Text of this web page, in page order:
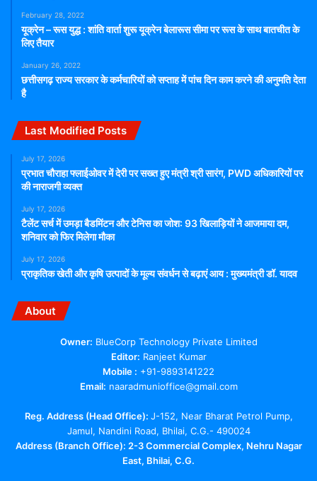
February 28, 2022
यूक्रेन – रूस युद्ध : शांति वार्ता शुरू यूक्रेन बेलारूस सीमा पर रूस के साथ बातचीत के
लिए तैयार
January 26, 2022
छत्तीसगढ़ राज्य सरकार के कर्मचारियों को सप्ताह में पांच दिन काम करने की अनुमति देता
है
Last Modified Posts
July 17, 2026
प्रभात चौराहा फ्लाईओवर में देरी पर सख्त हुए मंत्री श्री सारंग, PWD अधिकारियों पर
की नाराजगी व्यक्त
July 17, 2026
टैलेंट सर्च में उमड़ा बैडमिंटन और टेनिस का जोश: 93 खिलाड़ियों ने आजमाया दम,
शनिवार को फिर मिलेगा मौका
July 17, 2026
प्राकृतिक खेती और कृषि उत्पादों के मूल्य संवर्धन से बढ़ाएं आय : मुख्यमंत्री डॉ. यादव
About
Owner: BlueCorp Technology Private Limited
Editor: Ranjeet Kumar
Mobile : +91-9893141222
Email: naaradmunioffice@gmail.com
Reg. Address (Head Office): J-152, Near Bharat Petrol Pump,
Jamul, Nandini Road, Bhilai, C.G.- 490024
Address (Branch Office): 2-3 Commercial Complex, Nehru Nagar
East, Bhilai, C.G.